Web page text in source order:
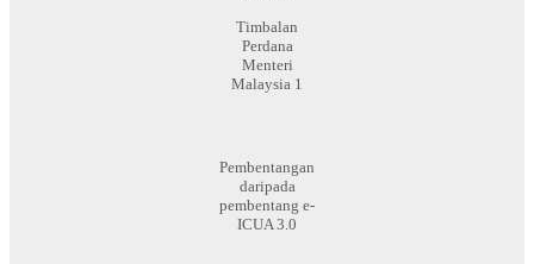
Timbalan
Perdana
Menteri
Malaysia 1
Pembentangan
daripada
pembentang e-
ICUA 3.0